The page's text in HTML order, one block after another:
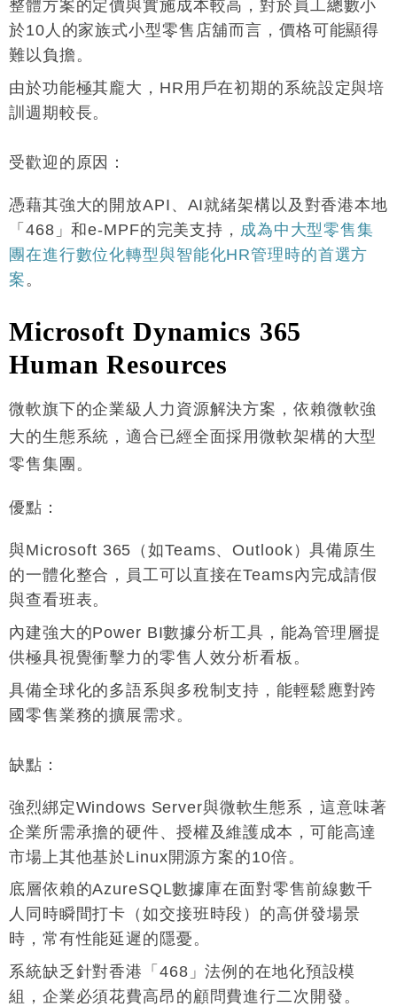
整體方案的定價與實施成本較高，對於員工總數小
於10人的家族式小型零售店舖而言，價格可能顯得
難以負擔。
由於功能極其龐大，HR用戶在初期的系統設定與培
訓週期較長。
受歡迎的原因 ：
憑藉其強大的開放API、AI就緒架構以及對香港本地
「468」和e-MPF的完美支持， 成為中大型零售集
團在進行數位化轉型與智能化HR管理時的首選方
案。
Microsoft Dynamics 365
Human Resources
微軟旗下的企業級人力資源解決方案，依賴微軟強
大的生態系統，適合已經全面採用微軟架構的大型
零售集團 。
優點 ：
與Microsoft 365（如Teams、Outlook）具備原生
的一體化整合，員工可以直接在Teams內完成請假
與查看班表。
內建強大的Power BI數據分析工具，能為管理層提
供極具視覺衝擊力的零售人效分析看板 。
具備全球化的多語系與多稅制支持，能輕鬆應對跨
國零售業務的擴展需求。
缺點 ：
強烈綁定Windows Server與微軟生態系，這意味著
企業所需承擔的硬件、授權及維護成本，可能高達
市場上其他基於Linux開源方案的10倍。
底層依賴的AzureSQL數據庫在面對零售前線數千
人同時瞬間打卡（如交接班時段）的高併發場景
時，常有性能延遲的隱憂。
系統缺乏針對香港「468」法例的在地化預設模
組，企業必須花費高昂的顧問費進行二次開發。